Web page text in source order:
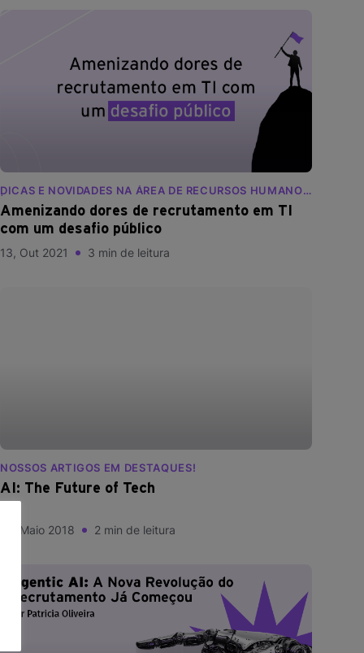
DICAS E NOVIDADES NA ÁREA DE RECURSOS HUMANOS
Amenizando dores de recrutamento em TI
com um desafio público
13, Out 2021 3 min de leitura
NOSSOS ARTIGOS EM DESTAQUES!
AI: The Future of Tech
14, Maio 2018 2 min de leitura